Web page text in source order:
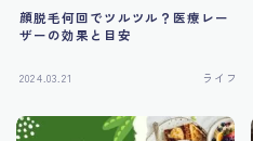
スポーツ選手
映画
番組
顔脱毛何回でツルツル？医療レー
ザーの効果と目安
2024.03.21 ライフ